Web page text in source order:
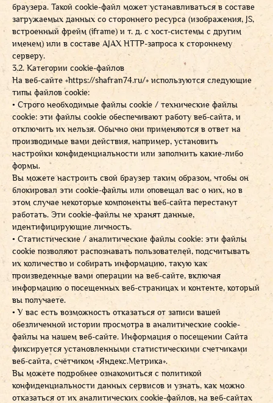
браузера. Такой cookie-файл может устанавливаться в составе
загружаемых данных со стороннего ресурса (изображения, JS,
встроенный фрейм (iframe) и т. д. с хост-системы с другим
именем) или в составе AJAX HTTP-запроса к стороннему
серверу.
3.2. Категории cookie-файлов
На веб-сайте «https://shafran74.ru/» используются следующие
типы файлов cookie:
• Строго необходимые файлы cookie / технические файлы
cookie: эти файлы cookie обеспечивают работу веб-сайта, и
отключить их нельзя. Обычно они применяются в ответ на
производимые вами действия, например, установить
настройки конфиденциальности или заполнить какие-либо
формы.
Вы можете настроить свой браузер таким образом, чтобы он
блокировал эти cookie-файлы или оповещал вас о них, но в
этом случае некоторые компоненты веб-сайта перестанут
работать. Эти cookie-файлы не хранят данные,
идентифицирующие личность.
• Статистические / аналитические файлы cookie: эти файлы
cookie позволяют распознавать пользователей, подсчитывать
их количество и собирать информацию, такую как
произведенные вами операции на веб-сайте, включая
информацию о посещенных веб-страницах и контенте, который
вы получаете.
• У вас есть возможность отказаться от записи вашей
обезличенной истории просмотра в аналитические cookie-
файлы на нашем веб-сайте. Информация о посещении Сайта
фиксируется установленными статистическими счетчиками
веб-сайта, счётчиком «Яндекс.Метрика».
Вы можете подробнее ознакомиться с политикой
конфиденциальности данных сервисов и узнать, как можно
отказаться от их аналитических cookie-файлов, на веб-сайтах